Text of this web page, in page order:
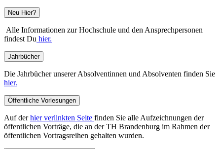
Neu Hier?
Alle Informationen zur Hochschule und den Ansprechpersonen
findest Du hier.
Jahrbücher
Die Jahrbücher unserer Absolventinnen und Absolventen finden Sie
hier.
Öffentliche Vorlesungen
Auf derhier verlinkten Seite finden Sie alle Aufzeichnungen der
öffentlichen Vorträge, die an der TH Brandenburg im Rahmen der
öffentlichen Vortragsreihen gehalten wurden.